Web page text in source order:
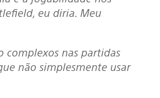
eu diria. Meu
complexos nas partidas
não simplesmente usar